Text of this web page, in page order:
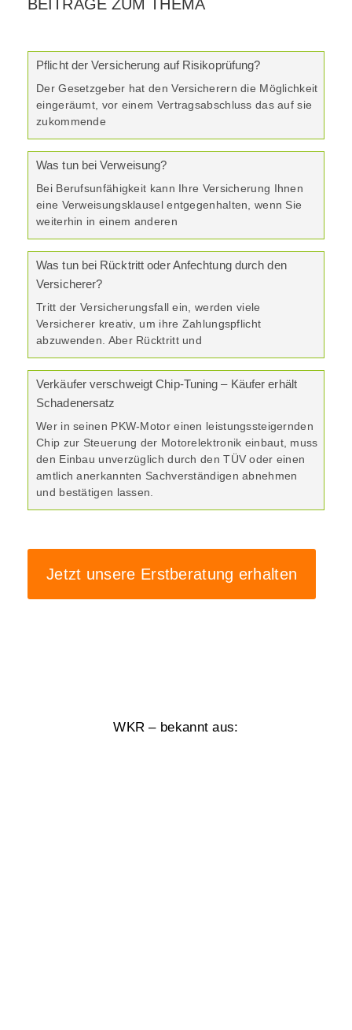
BEITRÄGE ZUM THEMA
Pflicht der Versicherung auf Risikoprüfung?
Der Gesetzgeber hat den Versicherern die Möglichkeit
eingeräumt, vor einem Vertragsabschluss das auf sie
zukommende
Was tun bei Verweisung?
Bei Berufsunfähigkeit kann Ihre Versicherung Ihnen
eine Verweisungsklausel entgegenhalten, wenn Sie
weiterhin in einem anderen
Was tun bei Rücktritt oder Anfechtung durch den
Versicherer?
Tritt der Versicherungsfall ein, werden viele
Versicherer kreativ, um ihre Zahlungspflicht
abzuwenden. Aber Rücktritt und
Verkäufer verschweigt Chip-Tuning – Käufer erhält
Schadenersatz
Wer in seinen PKW-Motor einen leistungssteigernden
Chip zur Steuerung der Motorelektronik einbaut, muss
den Einbau unverzüglich durch den TÜV oder einen
amtlich anerkannten Sachverständigen abnehmen
und bestätigen lassen.
Jetzt unsere Erstberatung erhalten
WKR – bekannt aus: